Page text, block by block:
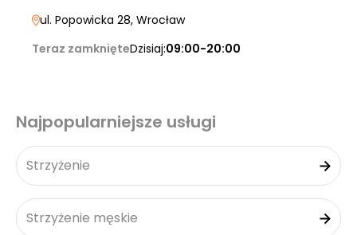
ul. Popowicka 28, Wrocław
Teraz zamknięteDzisiaj:09:00-20:00
Najpopularniejsze usługi
Strzyżenie
Strzyżenie męskie